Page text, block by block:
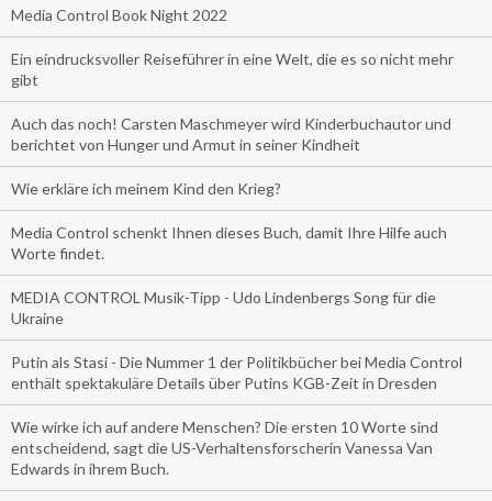
Media Control Book Night 2022
Ein eindrucksvoller Reiseführer in eine Welt, die es so nicht mehr
gibt
Auch das noch! Carsten Maschmeyer wird Kinderbuchautor und
berichtet von Hunger und Armut in seiner Kindheit
Wie erkläre ich meinem Kind den Krieg?
Media Control schenkt Ihnen dieses Buch, damit Ihre Hilfe auch
Worte findet.
MEDIA CONTROL Musik-Tipp - Udo Lindenbergs Song für die
Ukraine
Putin als Stasi - Die Nummer 1 der Politikbücher bei Media Control
enthält spektakuläre Details über Putins KGB-Zeit in Dresden
Wie wirke ich auf andere Menschen? Die ersten 10 Worte sind
entscheidend, sagt die US-Verhaltensforscherin Vanessa Van
Edwards in ihrem Buch.